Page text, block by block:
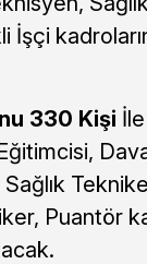
İşçi
330 Kişi
Puantör